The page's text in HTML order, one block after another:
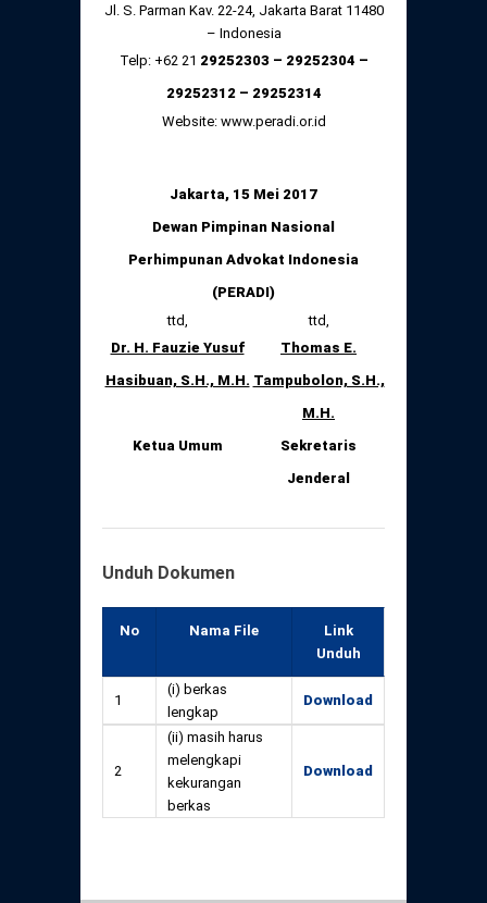
Jl. S. Parman Kav. 22-24, Jakarta Barat 11480
– Indonesia
Telp: +62 21 29252303 – 29252304 –
29252312 – 29252314
Website: www.peradi.or.id
Jakarta, 15 Mei 2017
Dewan Pimpinan Nasional
Perhimpunan Advokat Indonesia
(PERADI)
ttd,
ttd,
Dr. H. Fauzie Yusuf
Hasibuan, S.H., M.H.
Thomas E.
Tampubolon, S.H.,
M.H.
Ketua Umum
Sekretaris
Jenderal
Unduh Dokumen
No Nama File
Link
Unduh
1
(i) berkas
lengkap
Download
2
(ii) masih harus
melengkapi
kekurangan
berkas
Download